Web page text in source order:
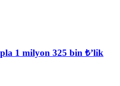
1 milyon 325 bin ₺’lik